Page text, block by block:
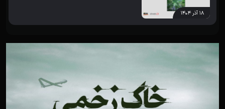
۱۸ آذر ۱۴۰۴